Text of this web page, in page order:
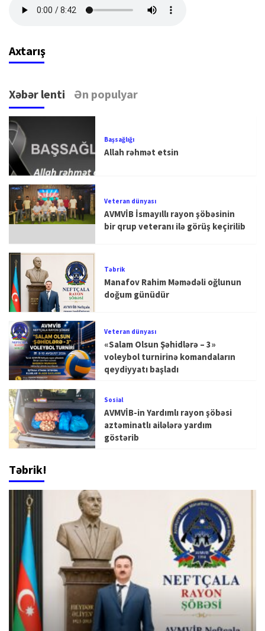
Axtarış
Xəbər lenti Ən populyar
Başsağlığı
Allah rəhmət etsin
Veteran dünyası
AVMVİB İsmayıllı rayon şöbəsinin
bir qrup veteranı ilə görüş keçirilib
Təbrik
Manafov Rahim Məmədəli oğlunun
doğum günüdür
Veteran dünyası
«Salam Olsun Şəhidlərə – 3»
voleybol turnirinə komandaların
qeydiyyatı başladı
Sosial
AVMVİB-in Yardımlı rayon şöbəsi
aztəminatlı ailələrə yardım
göstərib
Təbrik!